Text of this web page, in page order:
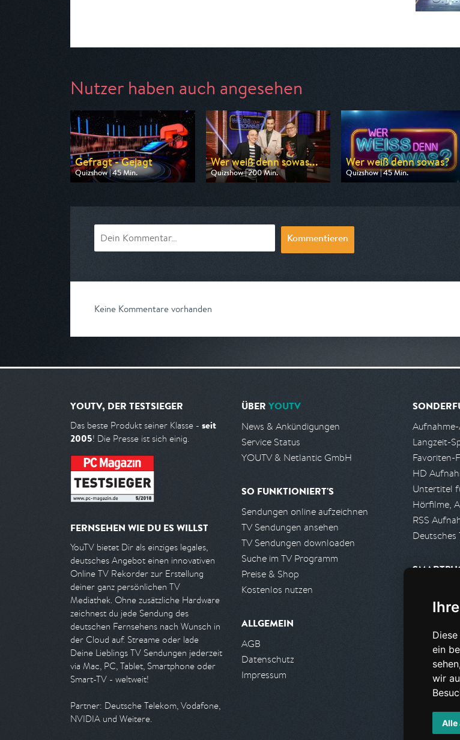
ein
wir
Alle
Nutzer haben auch angesehen
Gefragt - Gejagt
Quizshow | 45 Min.
Ausgestrahlt von ARD
Wer weiß denn sowas...
Quizshow | 200 Min.
Ausgestrahlt von BR
Wer weiß denn sowas?
Quizshow | 45 Min.
Ausgestrahlt von WDR
Kommentieren
Keine Kommentare vorhanden
YOUTV, DER TESTSIEGER
Das beste Produkt seiner Klasse - seit
2005! Die Presse ist sich einig.
FERNSEHEN WIE DU ES WILLST
YouTV bietet Dir als einziges legales,
deutsches Angebot einen innovativen
Online TV Rekorder zur Erstellung
deiner ganz persönlichen TV
Mediathek. Ohne zusätzliche Hardware
zeichnest du jede Sendung des
deutschen Fernsehens nach Wunsch in
der Cloud auf. Streame oder lade
Deine Lieblings TV Sendungen jederzeit
via Mac, PC, Tablet, Smartphone oder
Smart-TV - weltweit!
Partner: Deutsche Telekom, Vodafone,
NVIDIA und Weitere.
ÜBER YOUTV
News & Ankündigungen
Service Status
YOUTV & Netlantic GmbH
SO FUNKTIONIERT'S
Sendungen online aufzeichnen
TV Sendungen ansehen
TV Sendungen downloaden
Suche im TV Programm
Preise & Shop
Kostenlos nutzen
ALLGEMEIN
AGB
Datenschutz
Impressum
Langzeit-
Favoriten-
HD
Untertitel
Hörfilme,
RSS
Deutsches
Android
PARTNER
Partnerliste
Partner